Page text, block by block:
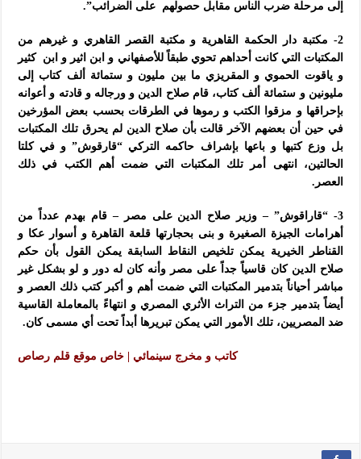
إلى مرحلة ضرب الناس مقابل حصولهم على الضرائب”.
2- مكتبة دار الحكمة القاهرية و مكتبة القصر القاهري و غيرهم من
المكتبات التي كانت أحداهم تحوي طبقاً للأصفهاني و ابن اثير و ابن كثير
و ياقوت الحموي و المقريزي ما بين مليون و ستمائة ألف كتاب إلى
مليونين و ستمائة ألف كتاب، قام صلاح الدين و ورجاله و قادته و أعوانه
بإحراقها و مزقوا الكتب و رموها في الطرقات بحسب بعض المؤرخين
في حين أن بعضهم الآخر قالت بأن صلاح الدين لم يحرق تلك المكتبات
بل وزع كتبها و باعها بإشراف حاكمه التركي “قارقوش” و في كلتا
الحالتين، انتهى أمر تلك المكتبات التي ضمت أهم الكتب في ذلك
العصر.
3- “قاراقوش” – وزير صلاح الدين على مصر – قام بهدم عدداً من
أهرامات الجيزة الصغيرة و بنى بحجارتها قلعة القاهرة و أسوار عكا و
القناطر الخيرية يمكن تلخيص النقاط السابقة يمكن القول بأن حكم
صلاح الدين كان قاسياً جداً على مصر وأنه كان له دور و لو بشكل غير
مباشر أحياناً بتدمير المكتبات التي ضمت أهم و أكبر كتب ذلك العصر و
أيضاً بتدمير جزء من التراث الأثري المصري و انتهاءً بالمعاملة القاسية
ضد المصريين، تلك الأمور التي يمكن تبريرها أبداً تحت أي مسمى كان.
كاتب و مخرج سينمائي | خاص موقع قلم رصاص